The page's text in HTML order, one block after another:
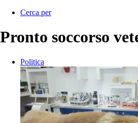
Cerca per
Pronto soccorso
Politica